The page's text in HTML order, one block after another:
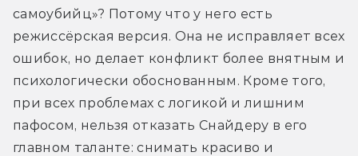
самоубийц»? Потому что у него есть
режиссёрская версия. Она не исправляет всех
ошибок, но делает конфликт более внятным и
психологически обоснованным. Кроме того,
при всех проблемах с логикой и лишним
пафосом, нельзя отказать Снайдеру в его
главном таланте: снимать красиво и